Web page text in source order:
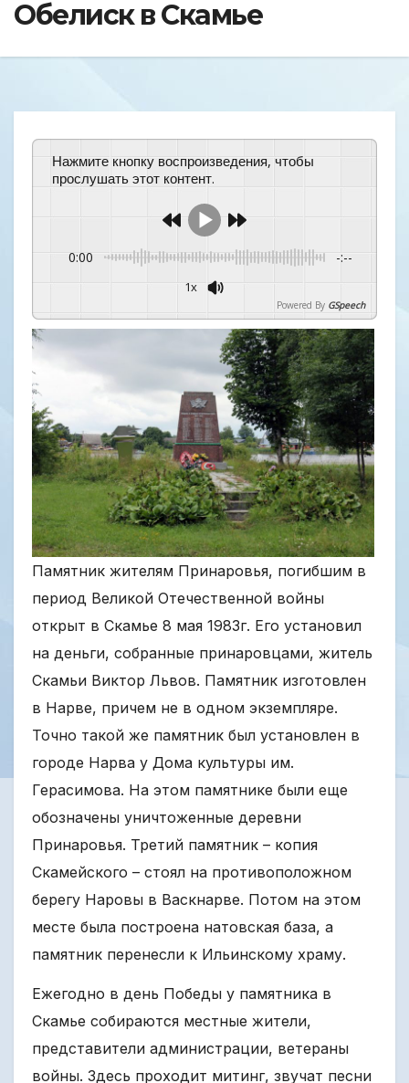
Обелиск в Скамье
Нажмите кнопку воспроизведения, чтобы
прослушать этот контент.
0:00 -:--
1x
Powered By GSpeech
Памятник жителям Принаровья, погибшим в
период Великой Отечественной войны
открыт в Скамье 8 мая 1983г. Его установил
на деньги, собранные принаровцами, житель
Скамьи Виктор Львов. Памятник изготовлен
в Нарве, причем не в одном экземпляре.
Точно такой же памятник был установлен в
городе Нарва у Дома культуры им.
Герасимова. На этом памятнике были еще
обозначены уничтоженные деревни
Принаровья. Третий памятник – копия
Скамейского – стоял на противоположном
берегу Наровы в Васкнарве. Потом на этом
месте была построена натовская база, а
памятник перенесли к Ильинскому храму.
Ежегодно в день Победы у памятника в
Скамье собираются местные жители,
представители администрации, ветераны
войны. Здесь проходит митинг, звучат песни